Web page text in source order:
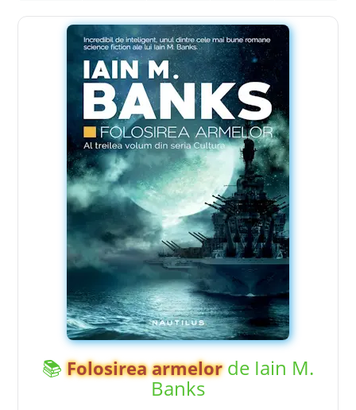
📚Folosirea armelorde Iain M.
Banks